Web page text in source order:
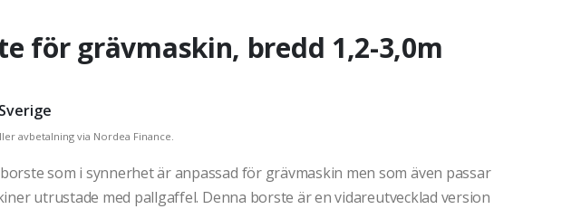
för grävmaskin, bredd 1,2-3,0m
avbetalning via Nordea Finance.
som i synnerhet är anpassad för grävmaskin men som även passar
utrustade med pallgaffel. Denna borste är en vidareutvecklad version